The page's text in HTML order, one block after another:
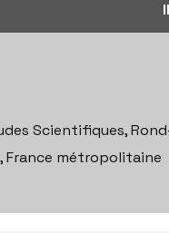
Scientifiques,
France métropolitaine